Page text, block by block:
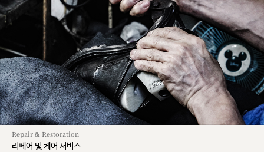
Repair & Restoration
리페어 및 케어 서비스